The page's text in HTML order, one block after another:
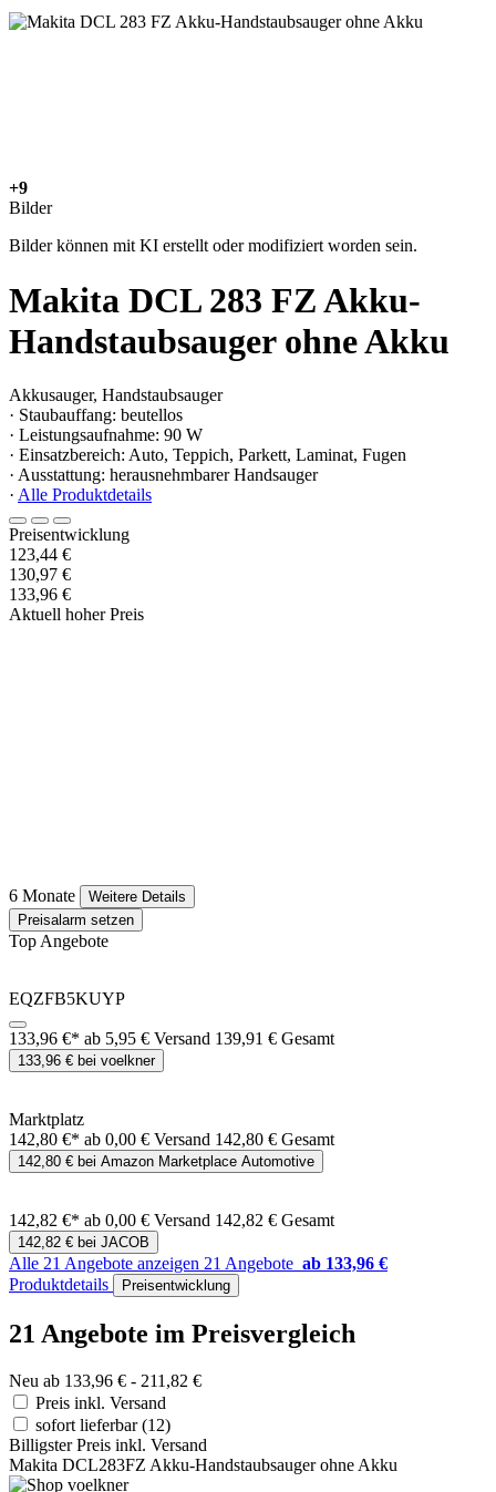
+9
Bilder
Bilder können mit KI erstellt oder modifiziert worden sein.
Makita DCL 283 FZ Akku-
Handstaubsauger ohne Akku
Akkusauger, Handstaubsauger
· Staubauffang: beutellos
· Leistungsaufnahme: 90 W
· Einsatzbereich: Auto, Teppich, Parkett, Laminat, Fugen
· Ausstattung: herausnehmbarer Handsauger
· Alle Produktdetails
Preisentwicklung
123,44 €
130,97 €
133,96 €
Aktuell hoher Preis
6 Monate
Weitere Details
Preisalarm setzen
Top Angebote
EQZFB5KUYP
133,96 €* ab 5,95 € Versand 139,91 € Gesamt
133,96 € bei voelkner
Marktplatz
142,80 €* ab 0,00 € Versand 142,80 € Gesamt
142,80 € bei Amazon Marketplace Automotive
142,82 €* ab 0,00 € Versand 142,82 € Gesamt
142,82 € bei JACOB
Alle 21 Angebote anzeigen 21 Angebote ab 133,96 €
Produktdetails
Preisentwicklung
21 Angebote im Preisvergleich
Neu ab 133,96 € - 211,82 €
Preis inkl. Versand
sofort lieferbar(12)
Billigster Preis inkl. Versand
Makita DCL283FZ Akku-Handstaubsauger ohne Akku